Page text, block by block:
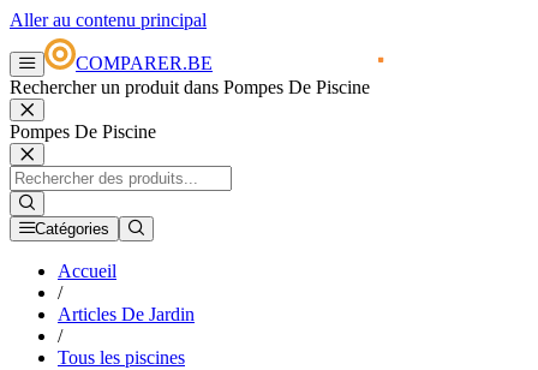
Aller au contenu principal
COMPARER.BE
Rechercher un produit dans Pompes De Piscine
Pompes De Piscine
Catégories
Accueil
/
Articles De Jardin
/
Tous les piscines